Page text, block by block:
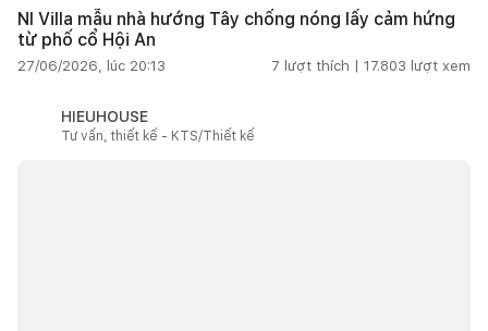
NI Villa mẫu nhà hướng Tây chống nóng lấy cảm hứng
từ phố cổ Hội An
27/06/2026, lúc 20:13 7 lượt thích | 17.803 lượt xem
HIEUHOUSE
Tư vấn, thiết kế - KTS/Thiết kế